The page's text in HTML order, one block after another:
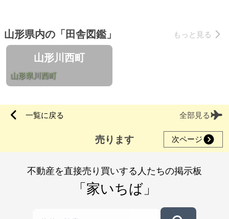
山形県内の「田舎図鑑」 もっと見る
山形川西町
山形県川西町
一覧に戻る 全部見る
売ります 次ページ
不動産を直接売り買いする人たちの掲示板
「家いちば」